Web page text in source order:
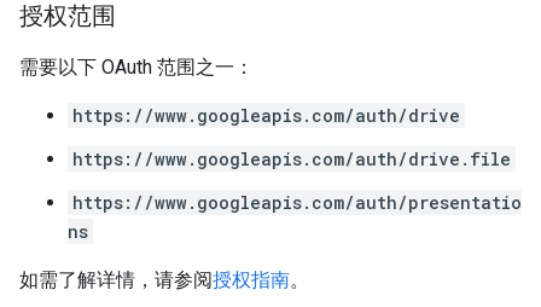
授权范围
需要以下 OAuth 范围之一：
https://www.googleapis.com/auth/drive
https://www.googleapis.com/auth/drive.file
https://www.googleapis.com/auth/presentatio
ns
如需了解详情，请参阅授权指南。